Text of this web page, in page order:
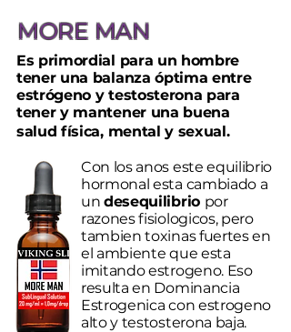
MORE MAN
Es primordial para un hombre
tener una balanza óptima entre
estrógeno y testosterona para
tener y mantener una buena
salud física, mental y sexual.
Con los anos este equilibrio
hormonal esta cambiado a
undesequilibrio por
razones fisiologicos, pero
tambien toxinas fuertes en
el ambiente que esta
imitando estrogeno. Eso
resulta en Dominancia
Estrogenica con estrogeno
alto y testosterona baja.